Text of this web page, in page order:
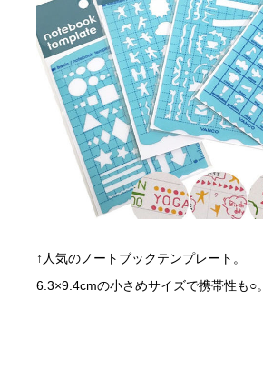
↑人気のノートブックテンプレート。
6.3×9.4cmの小さめサイズで携帯性も○。